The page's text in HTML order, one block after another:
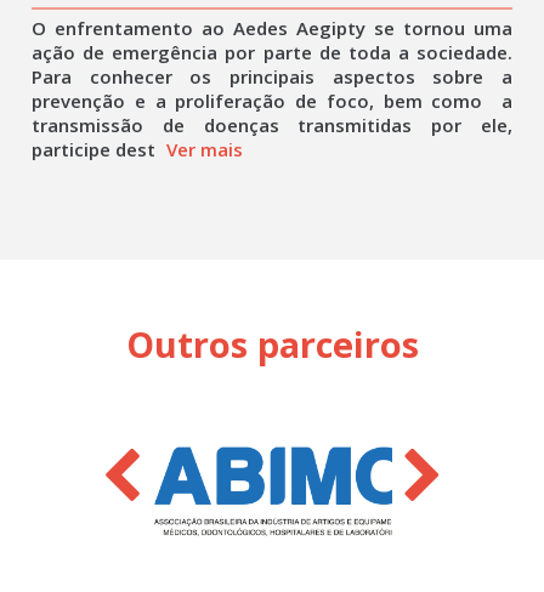
O enfrentamento ao Aedes Aegipty se tornou uma
ação de emergência por parte de toda a sociedade.
Para conhecer os principais aspectos sobre a
prevenção e a proliferação de foco, bem como a
transmissão de doenças transmitidas por ele,
participe dest Ver mais
Outros parceiros